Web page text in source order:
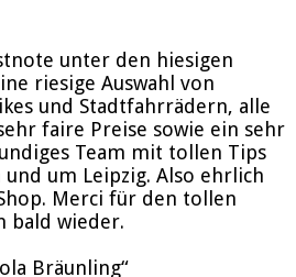
unter den hiesigen
riesige Auswahl von
und Stadtfahrrädern, alle
faire Preise sowie ein sehr
Team mit tollen Tips
um Leipzig. Also ehrlich
Merci für den tollen
bald wieder.